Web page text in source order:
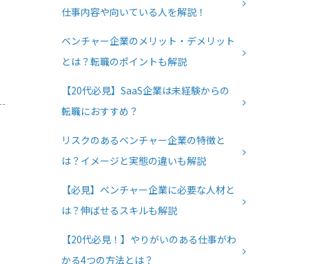
仕事内容や向いている人を解説！
ベンチャー企業のメリット・デメリット
とは？転職のポイントも解説
【20代必見】SaaS企業は未経験からの
転職におすすめ？
リスクのあるベンチャー企業の特徴と
は？イメージと実態の違いも解説
【必見】ベンチャー企業に必要な人材と
は？伸ばせるスキルも解説
【20代必見！】やりがいのある仕事がわ
かる4つの方法とは？